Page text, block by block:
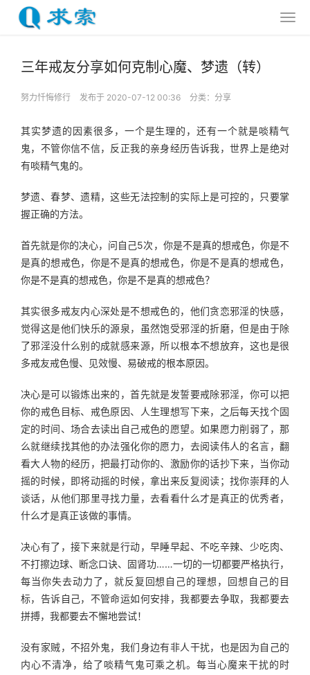
三年戒友分享如何克制心魔、梦遗（转）
努力忏悔修行 发布于 2020-07-12 00:36 分类： 分享
其实梦遗的因素很多，一个是生理的，还有一个就是啖精气
鬼，不管你信不信，反正我的亲身经历告诉我，世界上是绝对
有啖精气鬼的。
梦遗、春梦、遗精，这些无法控制的实际上是可控的，只要掌
握正确的方法。
首先就是你的决心，问自己5次，你是不是真的想戒色，你是不
是真的想戒色，你是不是真的想戒色，你是不是真的想戒色，
你是不是真的想戒色，你是不是真的想戒色？
其实很多戒友内心深处是不想戒色的，他们贪恋邪淫的快感，
觉得这是他们快乐的源泉，虽然饱受邪淫的折磨，但是由于除
了邪淫没什么别的成就感来源，所以根本不想放弃，这也是很
多戒友戒色慢、见效慢、易破戒的根本原因。
决心是可以锻炼出来的，首先就是发誓要戒除邪淫，你可以把
你的戒色目标、戒色原因、人生理想写下来，之后每天找个固
定的时间、场合去读出自己戒色的愿望。如果愿力削弱了，那
么就继续找其他的办法强化你的愿力，去阅读伟人的名言，翻
看大人物的经历，把最打动你的、激励你的话抄下来，当你动
摇的时候，即将动摇的时候，拿出来反复阅读；找你崇拜的人
谈话，从他们那里寻找力量，去看看什么才是真正的优秀者，
什么才是真正该做的事情。
决心有了，接下来就是行动，早睡早起、不吃辛辣、少吃肉、
不打擦边球、断念口诀、固肾功……一切的一切都要严格执行，
每当你失去动力了，就反复回想自己的理想，回想自己的目
标，告诉自己，不管命运如何安排，我都要去争取，我都要去
拼搏，我都要去不懈地尝试！
没有家贼，不招外鬼，我们身边有非人干扰，也是因为自己的
内心不清净，给了啖精气鬼可乘之机。每当心魔来干扰的时